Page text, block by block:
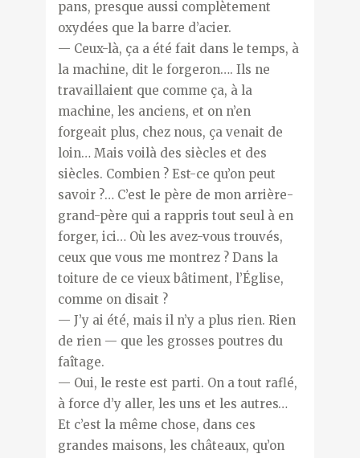
pans, presque aussi complètement
oxydées que la barre d’acier.
— Ceux-là, ça a été fait dans le temps, à
la machine, dit le forgeron…. Ils ne
travaillaient que comme ça, à la
machine, les anciens, et on n’en
forgeait plus, chez nous, ça venait de
loin… Mais voilà des siècles et des
siècles. Combien ? Est-ce qu’on peut
savoir ?… C’est le père de mon arrière-
grand-père qui a rappris tout seul à en
forger, ici… Où les avez-vous trouvés,
ceux que vous me montrez ? Dans la
toiture de ce vieux bâtiment, l’Église,
comme on disait ?
— J’y ai été, mais il n’y a plus rien. Rien
de rien — que les grosses poutres du
faîtage.
— Oui, le reste est parti. On a tout raflé,
à force d’y aller, les uns et les autres…
Et c’est la même chose, dans ces
grandes maisons, les châteaux, qu’on